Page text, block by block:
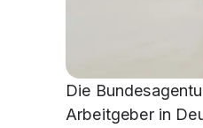
Die
Arbeitgeber in